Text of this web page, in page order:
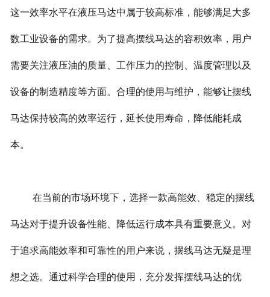
这一效率水平在液压马达中属于较高标准，能够满足大多
数工业设备的需求。为了提高摆线马达的容积效率，用户
需要关注液压油的质量、工作压力的控制、温度管理以及
设备的制造精度等方面。合理的使用与维护，能够让摆线
马达保持较高的效率运行，延长使用寿命，降低能耗成
本。
在当前的市场环境下，选择一款高能效、稳定的摆线
马达对于提升设备性能、降低运行成本具有重要意义。对
于追求高能效率和可靠性的用户来说，摆线马达无疑是理
想之选。通过科学合理的使用，充分发挥摆线马达的优